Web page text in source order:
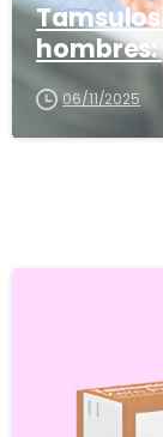
06/11/2025